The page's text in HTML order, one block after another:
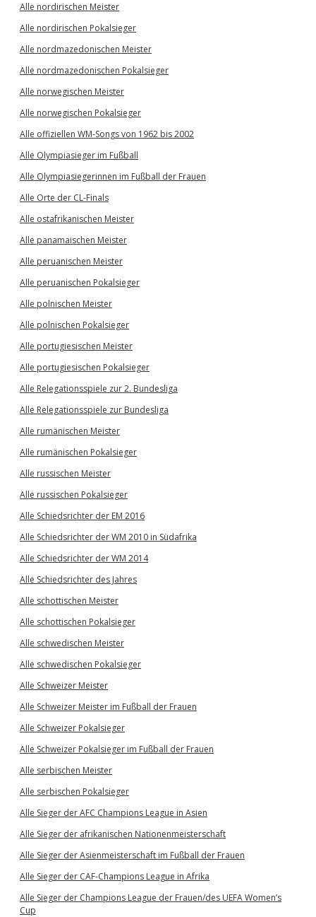
Alle nordirischen Meister
Alle nordirischen Pokalsieger
Alle nordmazedonischen Meister
Alle nordmazedonischen Pokalsieger
Alle norwegischen Meister
Alle norwegischen Pokalsieger
Alle offiziellen WM-Songs von 1962 bis 2002
Alle Olympiasieger im Fußball
Alle Olympiasiegerinnen im Fußball der Frauen
Alle Orte der CL-Finals
Alle ostafrikanischen Meister
Alle panamaischen Meister
Alle peruanischen Meister
Alle peruanischen Pokalsieger
Alle polnischen Meister
Alle polnischen Pokalsieger
Alle portugiesischen Meister
Alle portugiesischen Pokalsieger
Alle Relegationsspiele zur 2. Bundesliga
Alle Relegationsspiele zur Bundesliga
Alle rumänischen Meister
Alle rumänischen Pokalsieger
Alle russischen Meister
Alle russischen Pokalsieger
Alle Schiedsrichter der EM 2016
Alle Schiedsrichter der WM 2010 in Südafrika
Alle Schiedsrichter der WM 2014
Alle Schiedsrichter des Jahres
Alle schottischen Meister
Alle schottischen Pokalsieger
Alle schwedischen Meister
Alle schwedischen Pokalsieger
Alle Schweizer Meister
Alle Schweizer Meister im Fußball der Frauen
Alle Schweizer Pokalsieger
Alle Schweizer Pokalsieger im Fußball der Frauen
Alle serbischen Meister
Alle serbischen Pokalsieger
Alle Sieger der AFC Champions League in Asien
Alle Sieger der afrikanischen Nationenmeisterschaft
Alle Sieger der Asienmeisterschaft im Fußball der Frauen
Alle Sieger der CAF-Champions League in Afrika
Alle Sieger der Champions League der Frauen/des UEFA Women’s
Cup